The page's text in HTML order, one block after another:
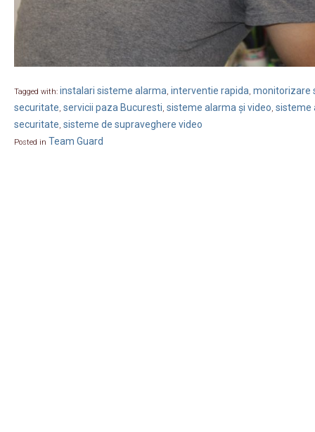
Tagged with: instalari sisteme alarma, interventie rapida, monitorizare
securitate, servicii paza Bucuresti, sisteme alarma și video, sisteme
securitate, sisteme de supraveghere video
Posted in Team Guard